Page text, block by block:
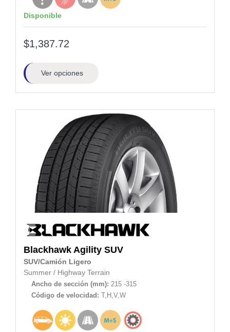
Disponible
$1,387.72
Ver opciones
Blackhawk Agility SUV
SUV/Camión Ligero
Summer / Highway Terrain
Ancho de sección (mm): 215 -315
Código de velocidad: T,H,V,W